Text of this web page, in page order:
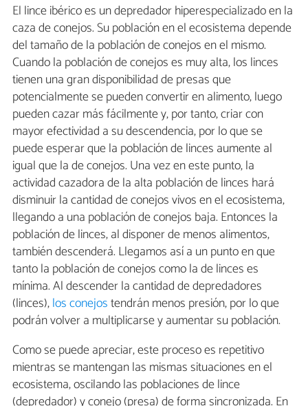
El lince ibérico es un depredador hiperespecializado en la
caza de conejos. Su población en el ecosistema depende
del tamaño de la población de conejos en el mismo.
Cuando la población de conejos es muy alta, los linces
tienen una gran disponibilidad de presas que
potencialmente se pueden convertir en alimento, luego
pueden cazar más fácilmente y, por tanto, criar con
mayor efectividad a su descendencia, por lo que se
puede esperar que la población de linces aumente al
igual que la de conejos. Una vez en este punto, la
actividad cazadora de la alta población de linces hará
disminuir la cantidad de conejos vivos en el ecosistema,
llegando a una población de conejos baja. Entonces la
población de linces, al disponer de menos alimentos,
también descenderá. Llegamos así a un punto en que
tanto la población de conejos como la de linces es
mínima. Al descender la cantidad de depredadores
(linces),los conejostendrán menos presión, por lo que
podrán volver a multiplicarse y aumentar su población.
Como se puede apreciar, este proceso es repetitivo
mientras se mantengan las mismas situaciones en el
ecosistema, oscilando las poblaciones de lince